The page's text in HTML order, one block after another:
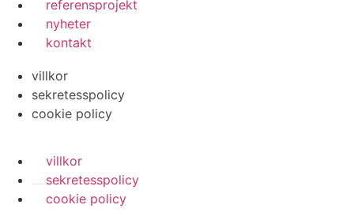
referensprojekt
nyheter
kontakt
villkor
sekretesspolicy
cookie policy
villkor
sekretesspolicy
cookie policy